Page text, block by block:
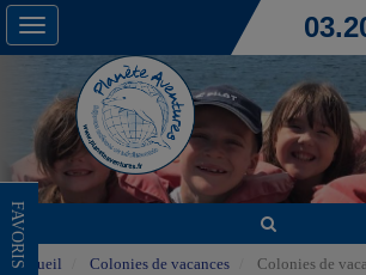
Toggle
navigation
FAVORIS
Accueil Colonies de vacances Colonies de